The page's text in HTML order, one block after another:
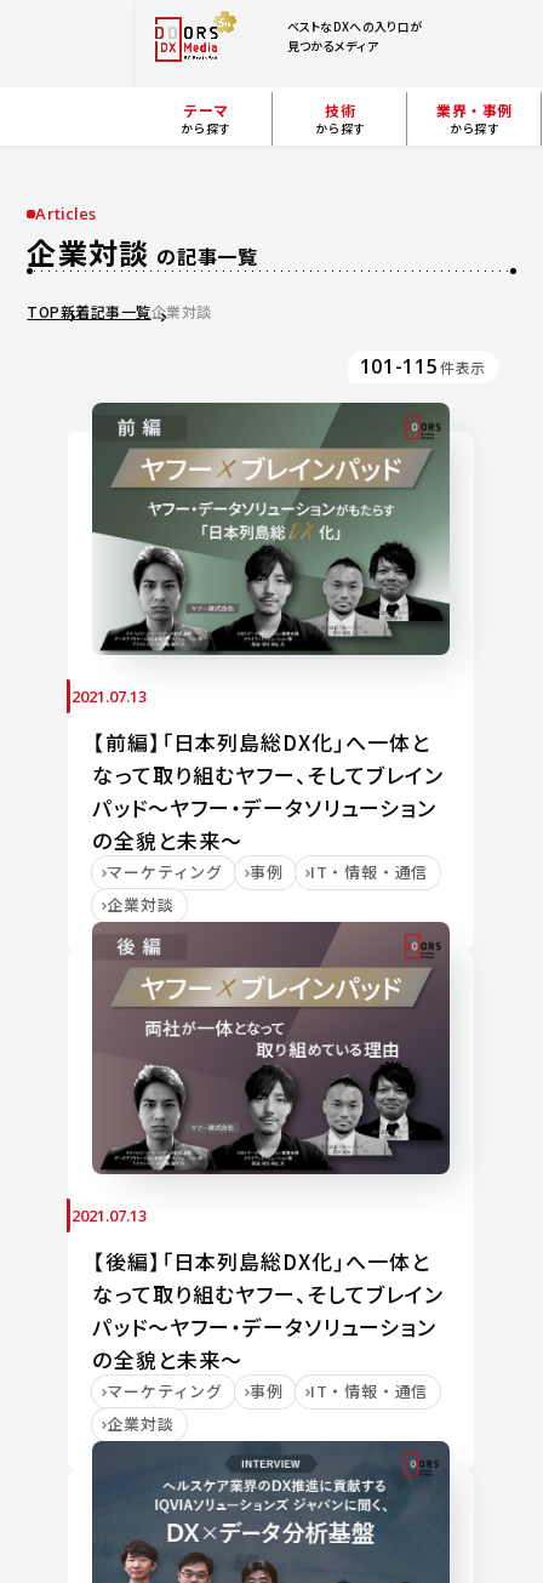
ベストなDXへの入り口が
見つかるメディア
テーマ
から探す
技術
から探す
業界・事例
から探す
Articles
企業対談 の記事一覧
TOP新着記事一覧企業対談
101-115件表示
2021.07.13
【前編】「日本列島総DX化」へ一体と
なって取り組むヤフー、そしてブレイン
パッド～ヤフー・データソリューション
の全貌と未来～
マーケティング 事例
IT・情報・通信
企業対談
2021.07.13
【後編】「日本列島総DX化」へ一体と
なって取り組むヤフー、そしてブレイン
パッド～ヤフー・データソリューション
の全貌と未来～
マーケティング 事例
IT・情報・通信
企業対談